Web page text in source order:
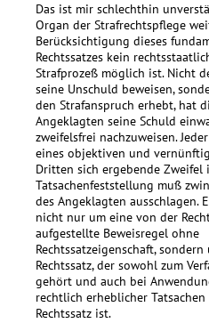
Das ist mir schlechthin
Organ der Strafrechtspflege
Berücksichtigung dieses
Rechtssatzes kein
Strafprozeß möglich ist. Nicht
seine Unschuld beweisen,
den Strafanspruch erhebt, hat
Angeklagten seine Schuld
zweifelsfrei nachzuweisen.
eines objektiven und
Dritten sich ergebende Zweifel
Tatsachenfeststellung muß
des Angeklagten ausschlagen.
nicht nur um eine von der
aufgestellte Beweisregel ohne
Rechtssatzeigenschaft, sondern
Rechtssatz, der sowohl zum
gehört und auch bei
rechtlich erheblicher
Rechtssatz ist.